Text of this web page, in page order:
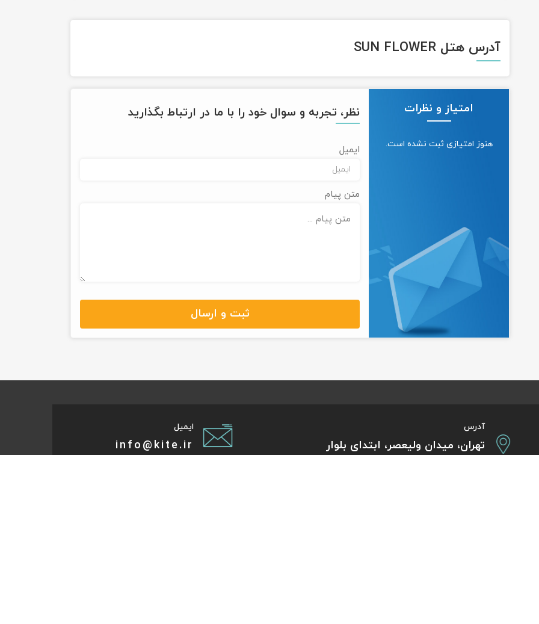
آدرس هتل SUN FLOWER
امتیاز و نظرات
هنوز امتیازی ثبت نشده است.
نظر، تجربه و سوال خود را با ما در ارتباط بگذارید
ایمیل
متن پیام
ثبت و ارسال
آدرس
تهران، میدان ولیعصر، ابتدای بلوار
ایمیل
info@kite.ir